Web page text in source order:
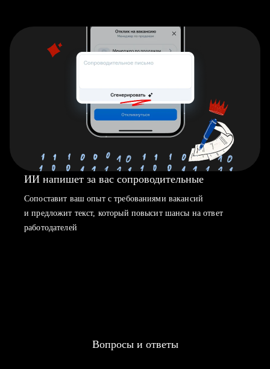
ИИ напишет за вас сопроводительные
Сопоставит ваш опыт с требованиями вакансий
и предложит текст, который повысит шансы на ответ
работодателей
Вопросы и ответы